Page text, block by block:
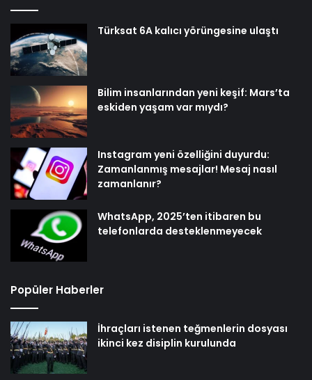
Türksat 6A kalıcı yörüngesine ulaştı
Bilim insanlarından yeni keşif: Mars’ta
eskiden yaşam var mıydı?
Instagram yeni özelliğini duyurdu:
Zamanlanmış mesajlar! Mesaj nasıl
zamanlanır?
WhatsApp, 2025’ten itibaren bu
telefonlarda desteklenmeyecek
Popüler Haberler
İhraçları istenen teğmenlerin dosyası
ikinci kez disiplin kurulunda